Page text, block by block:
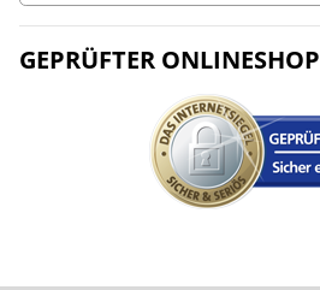
GEPRÜFTER ONLINESHOP